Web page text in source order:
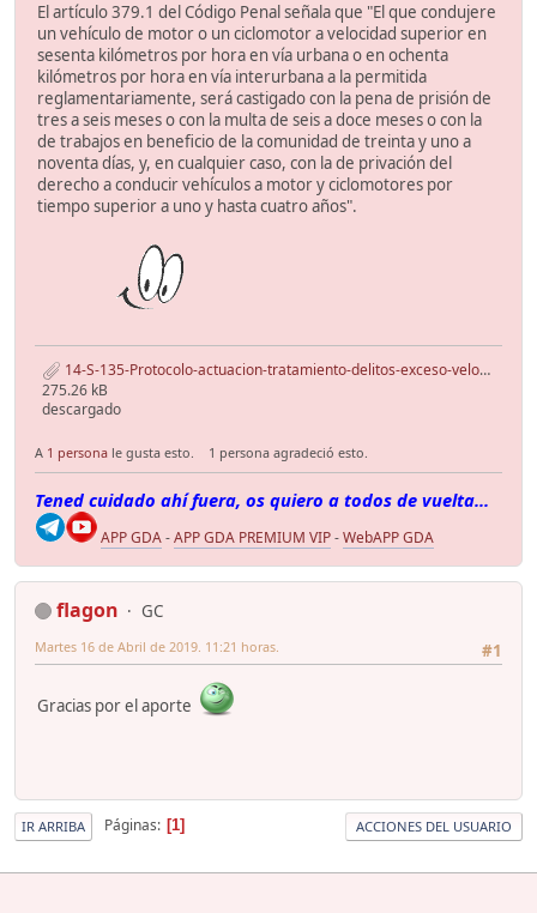
El artículo 379.1 del Código Penal señala que "El que condujere
un vehículo de motor o un ciclomotor a velocidad superior en
sesenta kilómetros por hora en vía urbana o en ochenta
kilómetros por hora en vía interurbana a la permitida
reglamentariamente, será castigado con la pena de prisión de
tres a seis meses o con la multa de seis a doce meses o con la
de trabajos en beneficio de la comunidad de treinta y uno a
noventa días, y, en cualquier caso, con la de privación del
derecho a conducir vehículos a motor y ciclomotores por
tiempo superior a uno y hasta cuatro años".
14-S-135-Protocolo-actuacion-tratamiento-delitos-exceso-velocidad-y-carreras-ilegales.pdf
275.26 kB
descargado
A 1 persona le gusta esto. 1 persona agradeció esto.
Tened cuidado ahí fuera, os quiero a todos de vuelta...
APP GDA-APP GDA PREMIUM VIP-WebAPP GDA
flagon
GC
#1
Martes 16 de Abril de 2019. 11:21 horas.
Gracias por el aporte
IR ARRIBA Páginas 1 ACCIONES DEL USUARIO